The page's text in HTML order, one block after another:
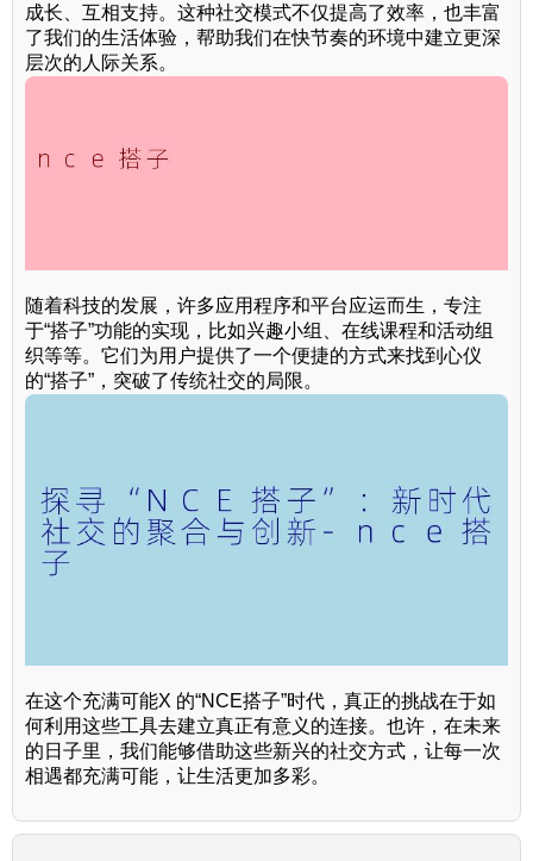
成长、互相支持。这种社交模式不仅提高了效率，也丰富
了我们的生活体验，帮助我们在快节奏的环境中建立更深
层次的人际关系。
随着科技的发展，许多应用程序和平台应运而生，专注
于“搭子”功能的实现，比如兴趣小组、在线课程和活动组
织等等。它们为用户提供了一个便捷的方式来找到心仪
的“搭子”，突破了传统社交的局限。
在这个充满可能X 的“NCE搭子”时代，真正的挑战在于如
何利用这些工具去建立真正有意义的连接。也许，在未来
的日子里，我们能够借助这些新兴的社交方式，让每一次
相遇都充满可能，让生活更加多彩。